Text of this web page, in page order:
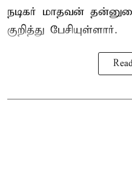
நடிகர் மாதவன்
குறித்து பேசியுள்ளார்.